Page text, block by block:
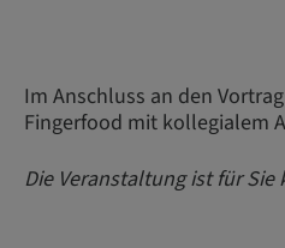
Im Anschluss an den
Fingerfood mit kollegialem
Die Veranstaltung ist für Sie